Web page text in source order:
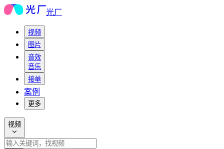
光厂
视频
图片
音效
音乐
接单
案例
更多
视频